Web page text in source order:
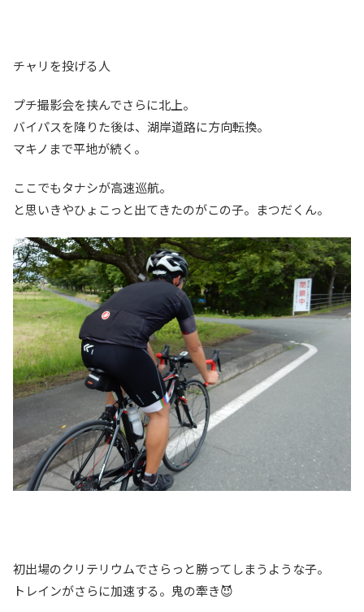
チャリを投げる人
プチ撮影会を挟んでさらに北上。
バイパスを降りた後は、湖岸道路に方向転換。
マキノまで平地が続く。
ここでもタナシが高速巡航。
と思いきやひょこっと出てきたのがこの子。まつだくん。
初出場のクリテリウムでさらっと勝ってしまうような子。
トレインがさらに加速する。鬼の牽き😈